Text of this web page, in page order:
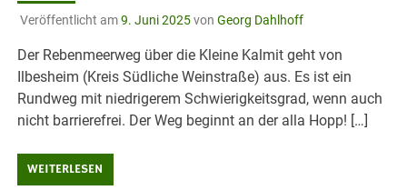
Veröffentlicht am9. Juni 2025von Georg Dahlhoff
Der Rebenmeerweg über die Kleine Kalmit geht von
Ilbesheim (Kreis Südliche Weinstraße) aus. Es ist ein
Rundweg mit niedrigerem Schwierigkeitsgrad, wenn auch
nicht barrierefrei. Der Weg beginnt an der alla Hopp! […]
WEITERLESEN